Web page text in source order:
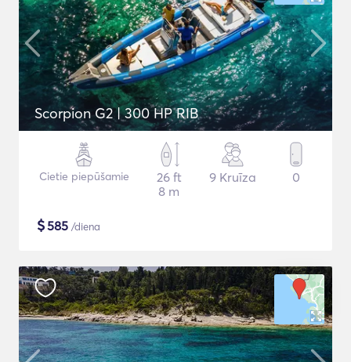
Scorpion G2 | 300 HP RIB
Cietie piepūšamie
26 ft
8 m
9 Kruīza 0
$585 /diena